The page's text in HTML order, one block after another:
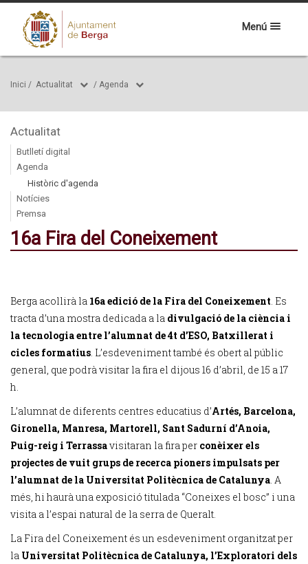
Menú
Inici / Actualitat / Agenda
Actualitat
Butlletí digital
Agenda
Històric d'agenda
Notícies
Premsa
16a Fira del Coneixement
Berga acollirà la 16a edició de la Fira del Coneixement. Es
tracta d’una mostra dedicada a la divulgació de la ciència i
la tecnologia entre l’alumnat de 4t d’ESO, Batxillerat i
cicles formatius. L’esdeveniment també és obert al públic
general, que podrà visitar la fira el dijous 16 d’abril, de 15 a 17
h.
L’alumnat de diferents centres educatius d’Artés, Barcelona,
Gironella, Manresa, Martorell, Sant Sadurní d’Anoia,
Puig-reig i Terrassavisitaran la fira per conèixer els
projectes de vuit grups de recerca pioners impulsats per
l’alumnat de la Universitat Politècnica de Catalunya. A
més, hi haurà una exposició titulada “Coneixes el bosc” i una
visita a l’espai natural de la serra de Queralt.
La Fira del Coneixement és un esdeveniment organitzat per
la Universitat Politècnica de Catalunya, l’Exploratori dels